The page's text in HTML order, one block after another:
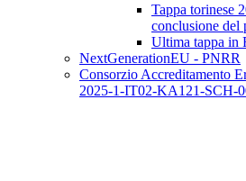
Tappa torinese
conclusione del
Ultima tappa in
NextGenerationEU - PNRR
Consorzio Accreditamento
2025-1-IT02-KA121-SCH-